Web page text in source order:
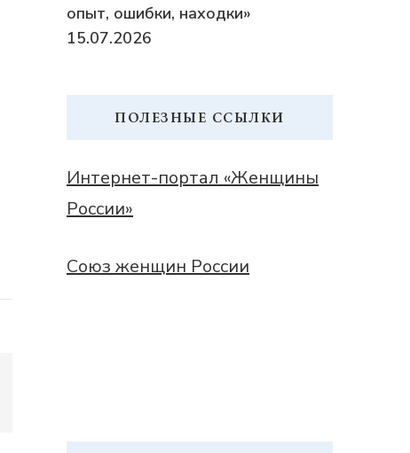
опыт, ошибки, находки»
15.07.2026
ПОЛЕЗНЫЕ ССЫЛКИ
Интернет-портал «Женщины
России»
Союз женщин России